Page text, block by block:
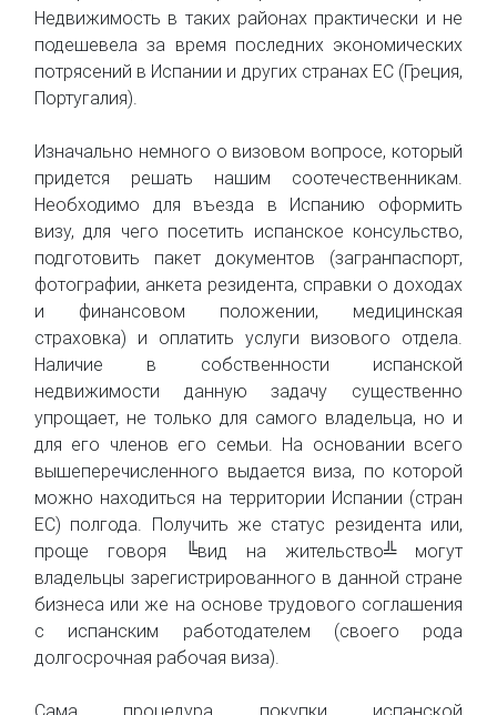
Недвижимость в таких районах практически и не
подешевела за время последних экономических
потрясений в Испании и других странах ЕС (Греция,
Португалия).
Изначально немного о визовом вопросе, который
придется решать нашим соотечественникам.
Необходимо для въезда в Испанию оформить
визу, для чего посетить испанское консульство,
подготовить пакет документов (загранпаспорт,
фотографии, анкета резидента, справки о доходах
и финансовом положении, медицинская
страховка) и оплатить услуги визового отдела.
Наличие в собственности испанской
недвижимости данную задачу существенно
упрощает, не только для самого владельца, но и
для его членов его семьи. На основании всего
вышеперечисленного выдается виза, по которой
можно находиться на территории Испании (стран
ЕС) полгода. Получить же статус резидента или,
проще говоря ╚вид на жительство╩ могут
владельцы зарегистрированного в данной стране
бизнеса или же на основе трудового соглашения
с испанским работодателем (своего рода
долгосрочная рабочая виза).
Сама процедура покупки испанской